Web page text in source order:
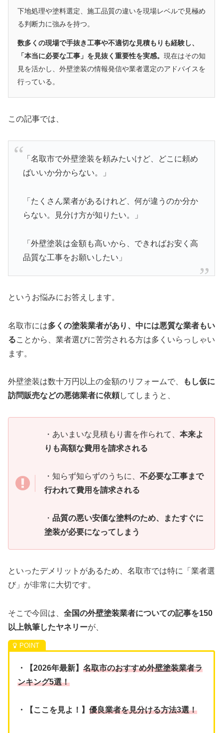
下地処理や塗料選定、施工品質の違いを現場レベルで見極め
る判断力に強みを持つ。
数多くの現場で手抜き工事や不適切な見積もりも経験し、
「本当に必要な工事」を見抜く重要性を実感。 現在はその知
見を活かし、外壁塗装の情報発信や業者選定のアドバイスを
行っている。
この記事では、
「名取市で外壁塗装を頼みたいけど、どこに頼め
ばいいか分からない。」
「たくさん業者があるけれど、何が違うのか分か
らない。見分け方が知りたい。」
「外壁塗装は金額も高いから、できればお安く高
品質な工事をお願いしたい」
というお悩みにお答えします。
名取市には多くの塗装業者があり、中には悪質な業者もい
ることから、業者選びに苦労される方は多くいらっしゃい
ます。
外壁塗装は数十万円以上の金額のリフォームで、
もし仮に
訪問販売などの悪徳業者に依頼 してしまうと、
・あいまいな見積もり書を作られて、 本来よ
りも高額な費用を請求される
・知らず知らずのうちに、 不必要な工事まで
行われて費用を請求される
・ 品質の悪い安価な塗料のため、またすぐに
塗装が必要になってしまう
といったデメリットがあるため、名取市では特に「業者選
び」が非常に大切です。
そこで今回は、 全国の外壁塗装業者についての記事を150
以上執筆したヤネリーが、
・【2026年最新】 名取市のおすすめ外壁塗装業者ラ
ンキング5選！
・【ここを見よ！】 優良業者を見分ける方法3選！